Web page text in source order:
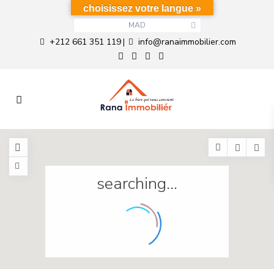
MAD
+212 661 351 119| info@ranaimmobilier.com
searching...
choisissez votre langue »